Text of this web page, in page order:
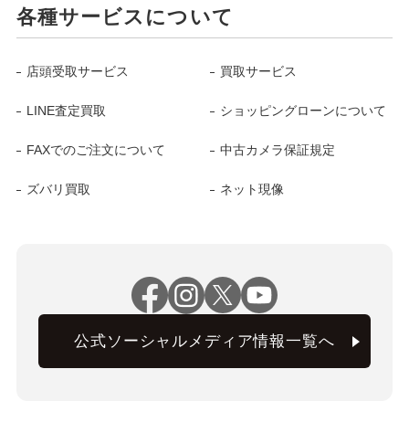
各種サービスについて
店頭受取サービス 買取サービス
LINE査定買取 ショッピングローンについて
FAXでのご注文について 中古カメラ保証規定
ズバリ買取 ネット現像
公式ソーシャルメディア情報一覧へ